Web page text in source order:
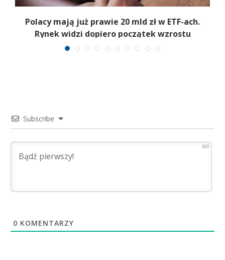
Polacy mają już prawie 20 mld zł w ETF-ach.
Rynek widzi dopiero początek wzrostu
Subscribe
500
0 KOMENTARZY